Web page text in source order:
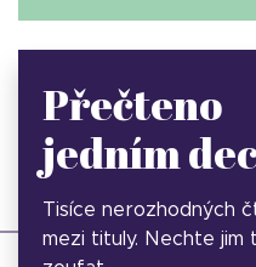
Přečteno
jedním
Tisíce nerozhodných
mezi tituly. Nechte jim